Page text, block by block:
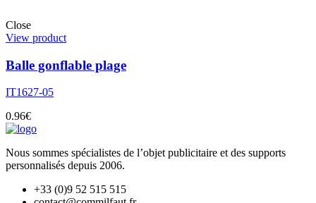
Close
View product
Balle gonflable plage
IT1627-05
0.96€
Nous sommes spécialistes de l’objet publicitaire et des supports
personnalisés depuis 2006.
+33 (0)9 52 515 515